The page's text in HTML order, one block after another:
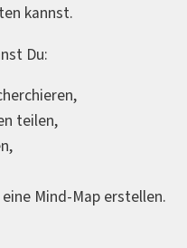
kannst.
Du:
teilen,
Mind-Map erstellen.